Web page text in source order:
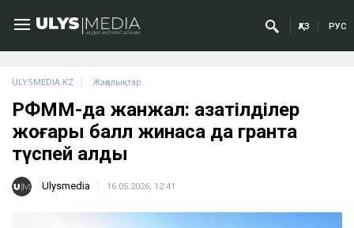
ҚАЗ РУС
ULYSMEDIA.KZ Жаңалықтар
РФММ-да жанжал: қазақтілділер
жоғары балл жинаса да грантқа
түспей қалды
Ulysmedia 16.05.2026, 12:41